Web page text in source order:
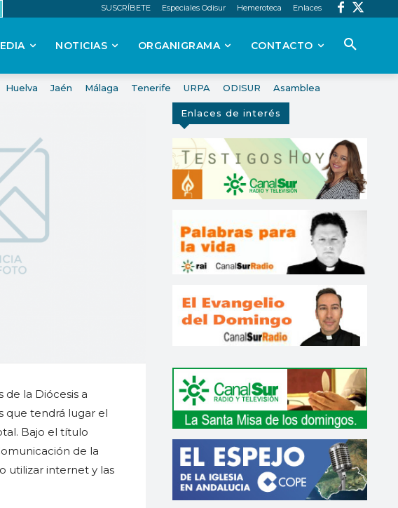
SUSCRÍBETE Especiales Odisur Hemeroteca Enlaces
NOTICIAS ORGANIGRAMA CONTACTO
Huelva Jaén Málaga Tenerife URPA ODISUR Asamblea
de la Diócesis a
que tendrá lugar el
Bajo el título
de la
utilizar internet y las
Enlaces de interés